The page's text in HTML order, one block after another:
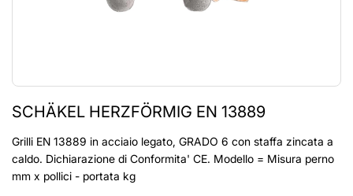
SCHÄKEL HERZFÖRMIG EN 13889
Grilli EN 13889 in acciaio legato, GRADO 6 con staffa zincata a
caldo. Dichiarazione di Conformita' CE. Modello = Misura perno
mm x pollici - portata kg